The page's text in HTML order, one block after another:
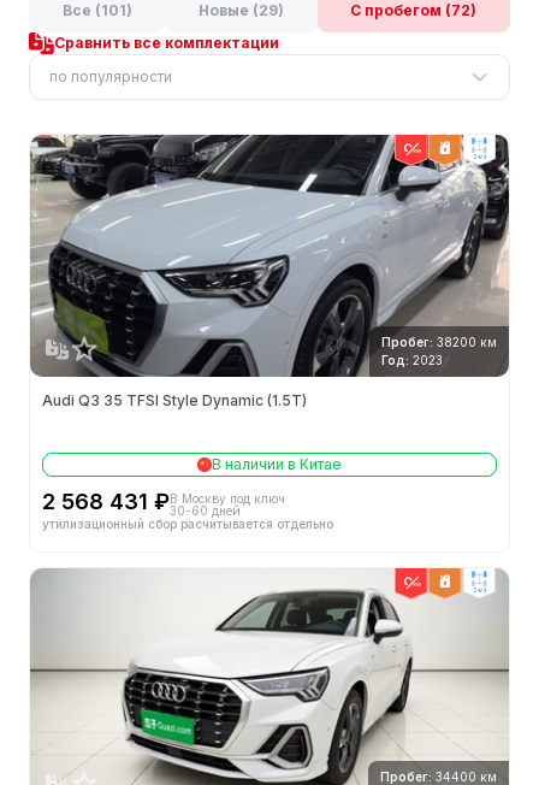
Все (101) Новые (29)
С пробегом (72)
Сравнить все комплектации
по популярности
2wd
Пробег: 38200 км
Год: 2023
Audi Q3 35 TFSI Style Dynamic (1.5T)
В наличии в Китае
2 568 431 ₽В Москву под ключ
30-60 дней
утилизационный сбор расчитывается отдельно
2wd
Пробег: 34400 км